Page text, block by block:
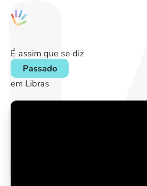
É assim que se diz
Passado
em Libras